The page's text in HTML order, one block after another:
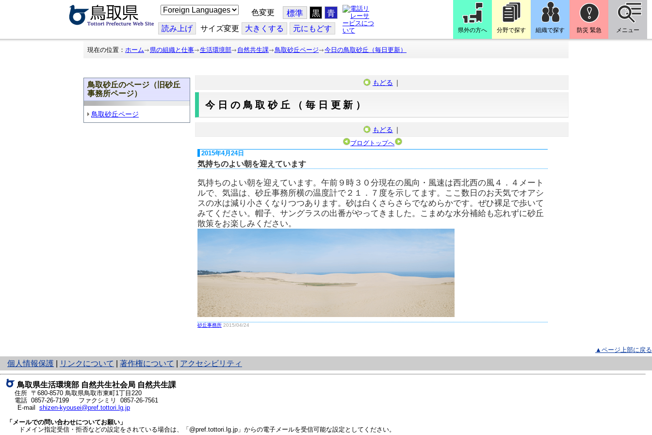
こ
の
ジ
を
翻
色変更 標準 黒 青
読み上げ サイズ変更 大きくする 元にもどす 県外の方へ 分野で探す 組織で探す 防災 緊急 メニュー
現在の位置： ホーム 県の組織と仕事 生活環境部 自然共生課 鳥取砂丘ページ 今日の鳥取砂丘（毎日更新）
鳥取砂丘のページ（旧砂丘
事務所ページ）
鳥取砂丘ページ
もどる ｜
今日の鳥取砂丘（毎日更新）
もどる ｜
ブログトップへ
2015年4月24日
気持ちのよい朝を迎えています
気持ちのよい朝を迎えています。午前９時３０分現在の風向・風速は西北西の風４．４メート
ルで、気温は、砂丘事務所横の温度計で２１．７度を示してます。ここ数日のお天気でオアシ
スの水は減り小さくなりつつあります。砂は白くさらさらでなめらかです。ぜひ裸足で歩いて
みてください。帽子、サングラスの出番がやってきました。こまめな水分補給も忘れずに砂丘
散策をお楽しみください。
砂丘事務所 2015/04/24
▲ページ上部に戻る
個人情報保護
と
り
ネ
ッ
ト
へ
の
リンクについて 著作権について アクセシビリティ
鳥取県生活環境部 自然共生社会局 自然共生課
住所 〒680-8570 鳥取県鳥取市東町1丁目220
電話 0857-26-7199
ファクシミリ 0857-26-7561
E-mail shizen-kyousei@pref.tottori.lg.jp
「メールでの問い合わせについてお願い」
ドメイン指定受信・拒否などの設定をされている場合は、「@pref.tottori.lg.jp」からの電子メールを受信可能な設定としてください。